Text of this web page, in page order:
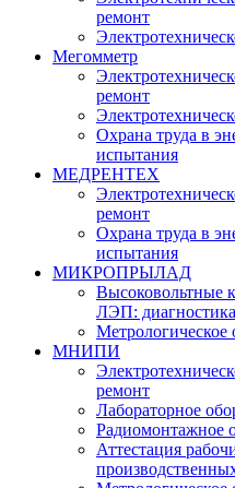
ремонт
Мегомметр
ремонт
Охрана труда в
испытания
МЕДРЕНТЕХ
ремонт
Охрана труда в
испытания
МИКРОПРЫЛАД
Высоковольтные
ЛЭП:
Метрологическое
МНИПИ
ремонт
Лабораторное
Радиомонтажное
Аттестация